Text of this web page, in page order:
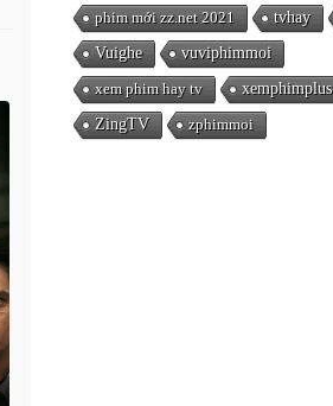
phim mới zz.net 2021
tvhay
Vuighe
vuviphimmoi
xem phim hay tv
xemphimplus
ZingTV
zphimmoi